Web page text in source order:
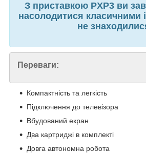
З приставкою PXP3 ви
насолодитися класичними
не
Переваги:
Компактність та легкість
Підключення до телевізора
Вбудований екран
Два картриджі в комплекті
Довга автономна робота